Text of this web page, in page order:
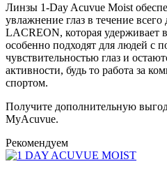
Линзы 1-Day Acuvue Moist
увлажнение глаз в течение
LACREON, которая удерживает
особенно подходят для людей с
чувствительностью глаз и
активности, будь то работа за
спортом.
Получите дополнительную
MyAcuvue.
Рекомендуем